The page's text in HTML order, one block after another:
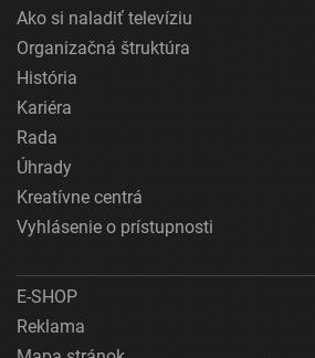
Ako si naladiť televíziu
Organizačná štruktúra
História
Kariéra
Rada
Úhrady
Kreatívne centrá
Vyhlásenie o prístupnosti
E-SHOP
Reklama